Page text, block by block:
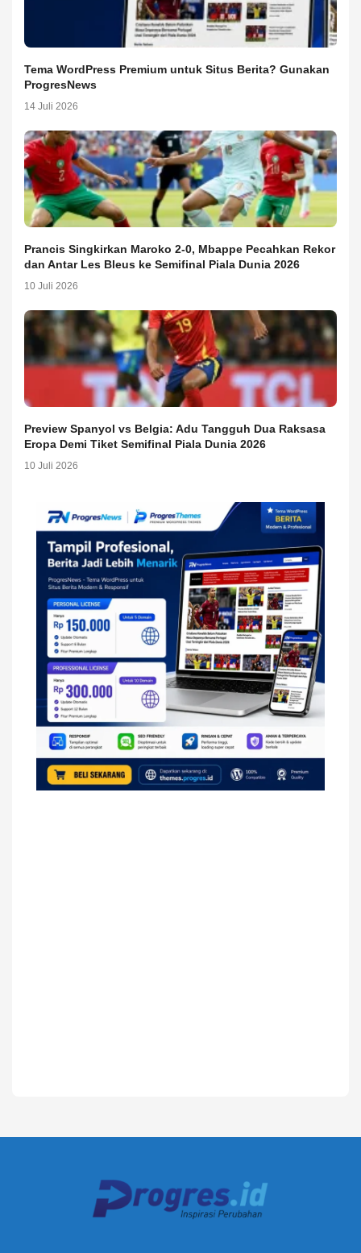
Tema WordPress Premium untuk Situs Berita? Gunakan
ProgresNews
14 Juli 2026
Prancis Singkirkan Maroko 2-0, Mbappe Pecahkan Rekor
dan Antar Les Bleus ke Semifinal Piala Dunia 2026
10 Juli 2026
Preview Spanyol vs Belgia: Adu Tangguh Dua Raksasa
Eropa Demi Tiket Semifinal Piala Dunia 2026
10 Juli 2026